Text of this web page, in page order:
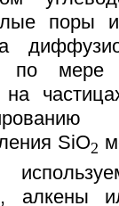
поры
по мере
на
SiO2
алкены